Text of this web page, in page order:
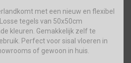
met een nieuw en flexibel
tegels van 50x50cm
kleuren. Gemakkelijk zelf te
Perfect voor sisal vloeren in
of gewoon in huis.